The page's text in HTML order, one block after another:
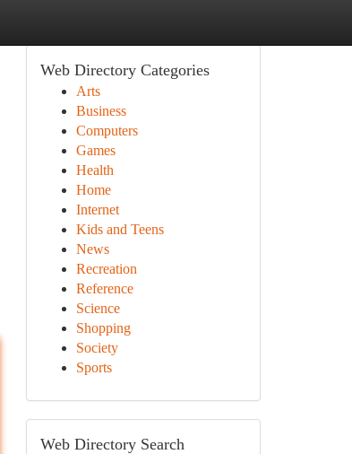
Web Directory Categories
Arts
Business
Computers
Games
Health
Home
Internet
Kids and Teens
News
Recreation
Reference
Science
Shopping
Society
Sports
Web Directory Search